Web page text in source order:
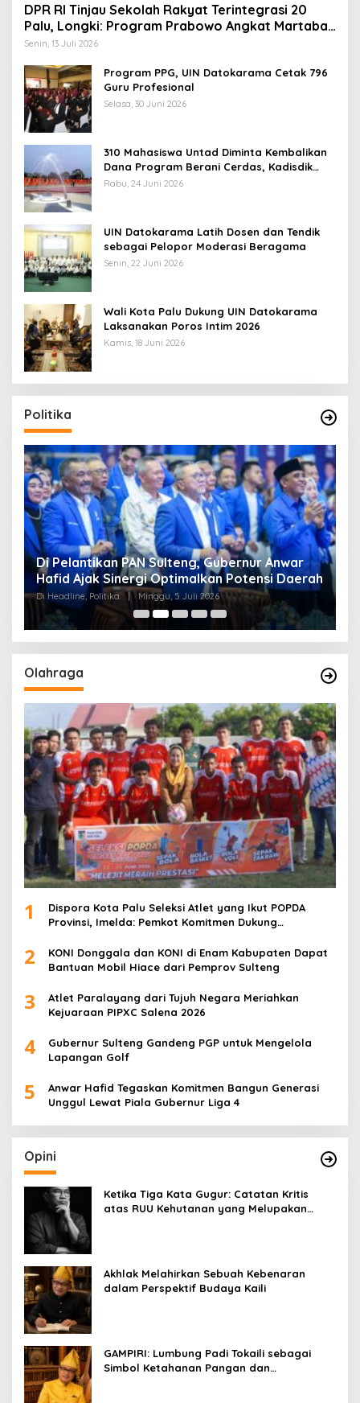
DPR RI Tinjau Sekolah Rakyat Terintegrasi 20
Palu, Longki: Program Prabowo Angkat Martabat
Anak Miskin
Senin, 13 Juli 2026
Program PPG, UIN Datokarama Cetak 796
Guru Profesional
Selasa, 30 Juni 2026
310 Mahasiswa Untad Diminta Kembalikan
Dana Program Berani Cerdas, Kadisdik
Sulteng: Tidak Boleh Terima Beasiswa
Rabu, 24 Juni 2026
UIN Datokarama Latih Dosen dan Tendik
sebagai Pelopor Moderasi Beragama
Senin, 22 Juni 2026
Wali Kota Palu Dukung UIN Datokarama
Laksanakan Poros Intim 2026
Kamis, 18 Juni 2026
Politika
Di Pelantikan PAN Sulteng, Gubernur Anwar
Hafid Ajak Sinergi Optimalkan Potensi Daerah
Di Headline, Politika | Minggu, 5 Juli 2026
Olahraga
1
Dispora Kota Palu Seleksi Atlet yang Ikut POPDA
Provinsi, Imelda: Pemkot Komitmen Dukung
2
KONI Donggala dan KONI di Enam Kabupaten Dapat
Bantuan Mobil Hiace dari Pemprov Sulteng
3
Atlet Paralayang dari Tujuh Negara Meriahkan
Kejuaraan PIPXC Salena 2026
4
Gubernur Sulteng Gandeng PGP untuk Mengelola
Lapangan Golf
5
Anwar Hafid Tegaskan Komitmen Bangun Generasi
Unggul Lewat Piala Gubernur Liga 4
Opini
Ketika Tiga Kata Gugur: Catatan Kritis
atas RUU Kehutanan yang Melupakan
Akhlak Melahirkan Sebuah Kebenaran
dalam Perspektif Budaya Kaili
GAMPIRI: Lumbung Padi Tokaili sebagai
Simbol Ketahanan Pangan dan